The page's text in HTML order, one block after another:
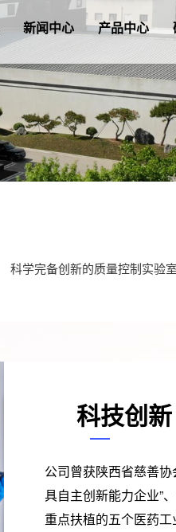
新闻中心 产品中心
科学完备创新的质量控制实验室
科技创新
公司曾获陕西省慈善协
具自主创新能力企业”
重点扶植的五个医药工